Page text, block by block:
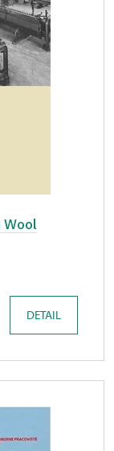
Wool
DETAIL